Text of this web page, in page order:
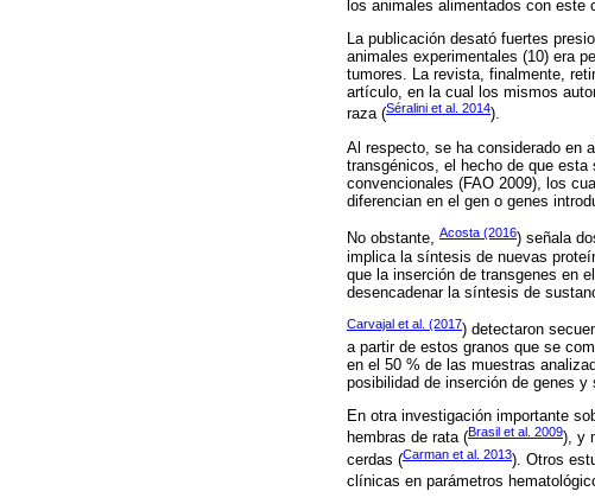
los animales alimentados con este
La publicación desató fuertes
animales experimentales (10) era
tumores. La revista, finalmente,
artículo, en la cual los mismos
raza (Séralini et al. 2014).
Al respecto, se ha considerado en
transgénicos, el hecho de que
convencionales (FAO 2009), los
diferencian en el gen o genes
No obstante, Acosta (2016) señala
implica la síntesis de nuevas
que la inserción de transgenes en
desencadenar la síntesis de
Carvajal et al. (2017) detectaron
a partir de estos granos que se
en el 50 % de las muestras
posibilidad de inserción de genes y
En otra investigación importante
hembras de rata (Brasil et al. 2009), y
cerdas (Carman et al. 2013). Otros
clínicas en parámetros